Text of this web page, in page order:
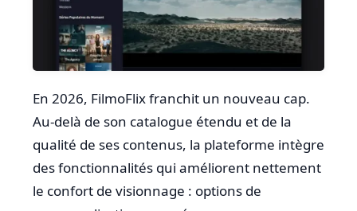
En 2026, FilmoFlix franchit un nouveau cap.
Au-delà de son catalogue étendu et de la
qualité de ses contenus, la plateforme intègre
des fonctionnalités qui améliorent nettement
le confort de visionnage : options de